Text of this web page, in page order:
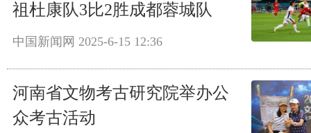
祖杜康队3比2胜成都蓉城队
中国新闻网 2025-6-15 12:36
河南省文物考古研究院举办公
众考古活动